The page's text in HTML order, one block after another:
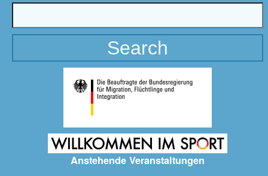
Anstehende Veranstaltungen